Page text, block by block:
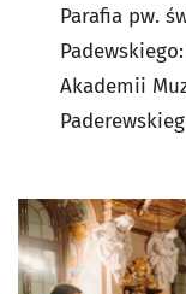
Parafia pw.
Akademii